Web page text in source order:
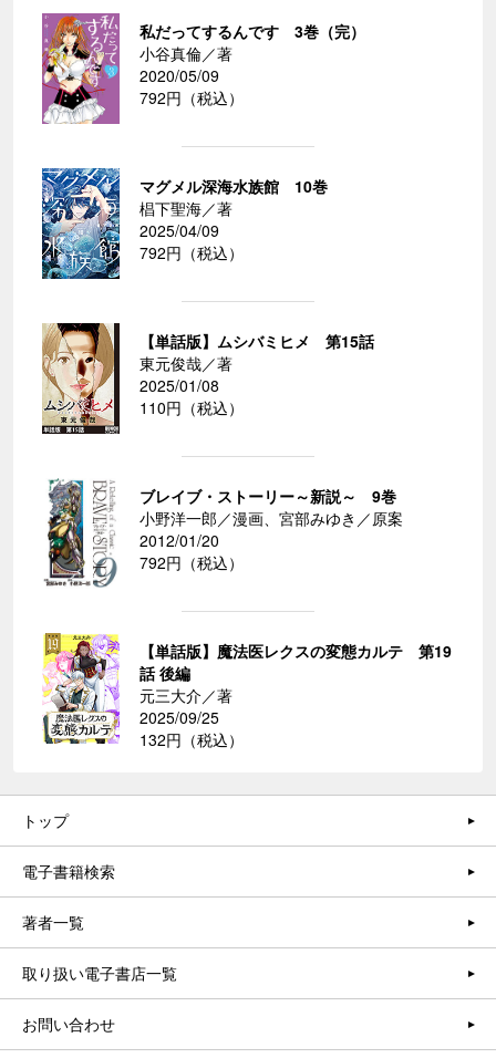
私だってするんです 3巻（完）
小谷真倫／著
2020/05/09
792円（税込）
マグメル深海水族館 10巻
椙下聖海／著
2025/04/09
792円（税込）
【単話版】ムシバミヒメ 第15話
東元俊哉／著
2025/01/08
110円（税込）
ブレイブ・ストーリー～新説～ 9巻
小野洋一郎／漫画、宮部みゆき／原案
2012/01/20
792円（税込）
【単話版】魔法医レクスの変態カルテ 第19
話 後編
元三大介／著
2025/09/25
132円（税込）
トップ
電子書籍検索
著者一覧
取り扱い電子書店一覧
お問い合わせ